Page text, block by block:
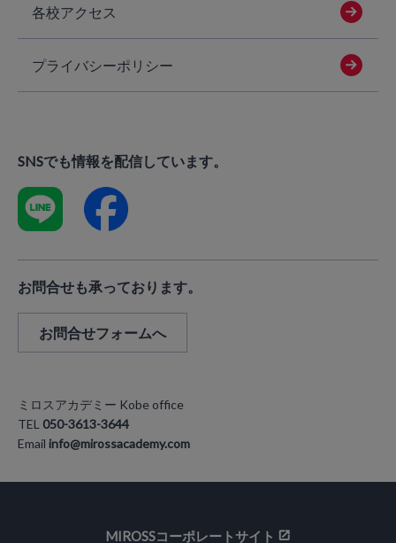
各校アクセス
プライバシーポリシー
SNSでも情報を配信しています。
お問合せも承っております。
お問合せフォームへ
ミロスアカデミー Kobe office
TEL 050-3613-3644
Emailinfo@mirossacademy.com
MIROSSコーポレートサイト